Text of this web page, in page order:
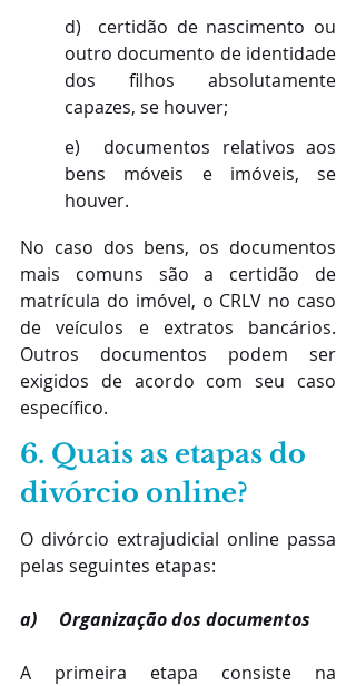
d)  certidão de nascimento ou
outro documento de identidade
dos filhos absolutamente
capazes, se houver;
e)  documentos relativos aos
bens móveis e imóveis, se
houver.
No caso dos bens, os documentos
mais comuns são a certidão de
matrícula do imóvel, o CRLV no caso
de veículos e extratos bancários.
Outros documentos podem ser
exigidos de acordo com seu caso
específico.
6. Quais as etapas do
divórcio online?
O divórcio extrajudicial online passa
pelas seguintes etapas:
a)     Organização dos documentos
A primeira etapa consiste na